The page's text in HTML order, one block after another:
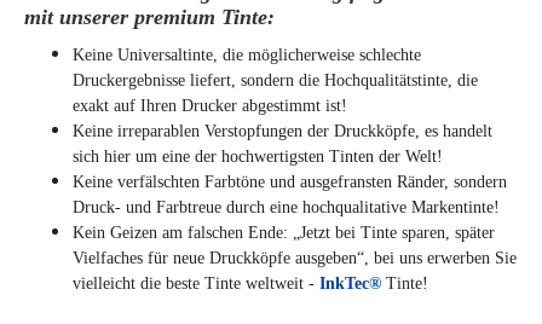
mit unserer premium Tinte:
Keine Universaltinte, die möglicherweise schlechte
Druckergebnisse liefert, sondern die Hochqualitätstinte, die
exakt auf Ihren Drucker abgestimmt ist!
Keine irreparablen Verstopfungen der Druckköpfe, es handelt
sich hier um eine der hochwertigsten Tinten der Welt!
Keine verfälschten Farbtöne und ausgefransten Ränder, sondern
Druck- und Farbtreue durch eine hochqualitative Markentinte!
Kein Geizen am falschen Ende: „Jetzt bei Tinte sparen, später
Vielfaches für neue Druckköpfe ausgeben“, bei uns erwerben Sie
vielleicht die beste Tinte weltweit - InkTec® Tinte!